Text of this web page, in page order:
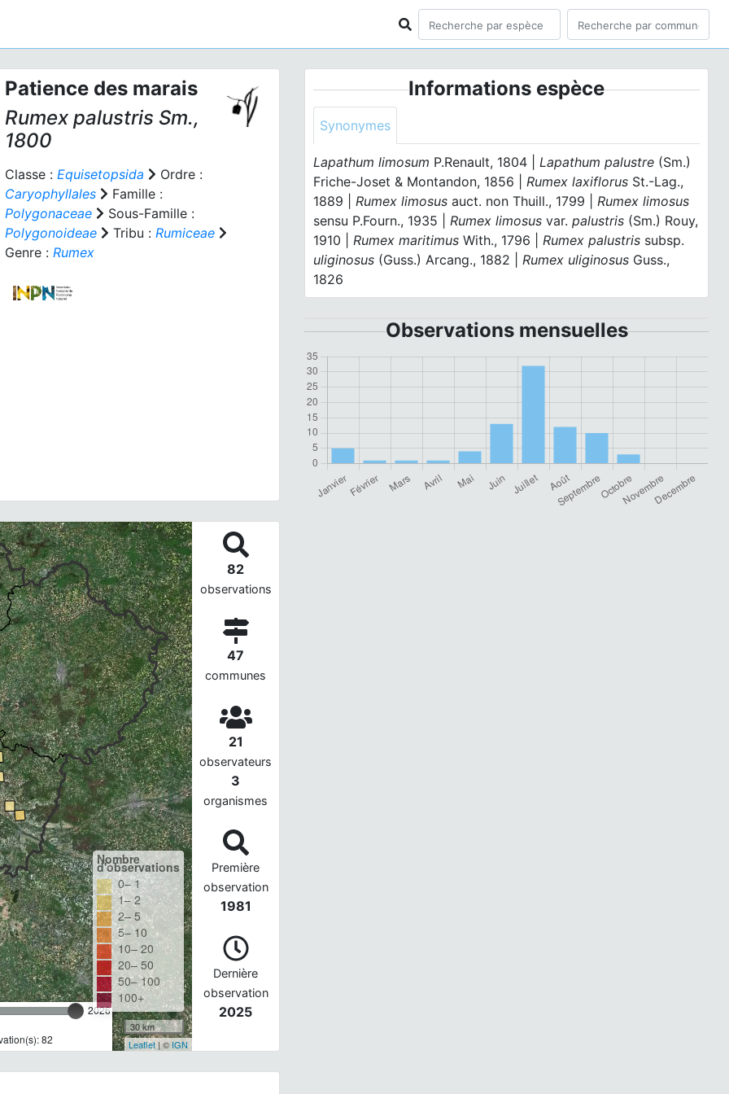
Patience des marais
Rumex palustris Sm.,
1800
Classe : Equisetopsida
Ordre :
Caryophyllales
Famille :
Polygonaceae
Sous-Famille :
Polygonoideae
Tribu : Rumiceae
Genre : Rumex
2026
82
Nombre
d'observations
0– 1
1– 2
2– 5
5– 10
10– 20
20– 50
50– 100
100+
30 km
Leaflet| © IGN
82
observations
47
communes
21
observateurs
3
organismes
Première
observation
1981
Dernière
observation
2025
Informations espèce
Synonymes
Lapathum limosum P.Renault, 1804 |Lapathum palustre (Sm.)
Friche-Joset & Montandon, 1856 |Rumex laxiflorus St.-Lag.,
1889 |Rumex limosus auct. non Thuill., 1799 |Rumex limosus
sensu P.Fourn., 1935 |Rumex limosusvar. palustris (Sm.) Rouy,
1910 |Rumex maritimus With., 1796 |Rumex palustris subsp.
uliginosus (Guss.) Arcang., 1882 |Rumex uliginosus Guss.,
1826
Observations mensuelles